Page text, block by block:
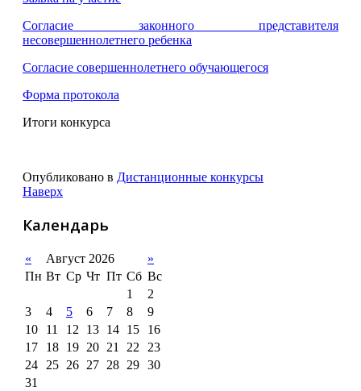
Согласие законного представителя
несовершеннолетнего ребенка
Согласие совершеннолетнего обучающегося
Форма протокола
Итоги конкурса
Опубликовано в Дистанционные конкурсы
Наверх
Календарь
« Август 2026
»
Пн Вт Ср Чт Пт Сб Вс
1
2
3
4 5 6 7 8
9
10
11 12 13 14 15
16
17
18 19 20 21 22
23
24
25 26 27 28 29 30
31